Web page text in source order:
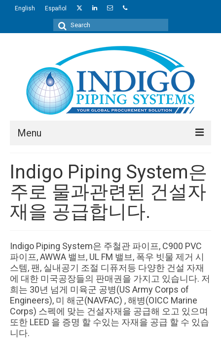
English Español
Search
for:
Menu
Industries
Regions
Products
Our Partners
Contact Us
FAQ
Indigo Piping System은
주로 물과관련된 건설자
재을 공급합니다.
Indigo Piping System은 주철관 파이프, C900 PVC
파이프, AWWA 밸브, UL FM 밸브, 폭우 빗물 제거 시
스템, 팬, 실내공기 조절 디퓨저등 다양한 건설 자재
에 대한 미국공장들의 판매권을 가지고 있습니다. 저
희는 30년 넘게 미육군 공병(US Army Corps of
Engineers), 미 해군(NAVFAC) , 해병(OICC Marine
Corps) 스펙에 맞는 건설자재을 공급해 오고 있으며
또한 LEED 을 증명 할 수있는 자재을 공급 할 수 있습
니다.